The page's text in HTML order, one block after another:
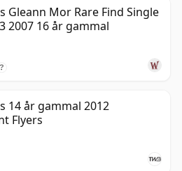
Gleann Mor Rare Find Single
2007 16 år gammal
?
14 år gammal 2012
Flyers